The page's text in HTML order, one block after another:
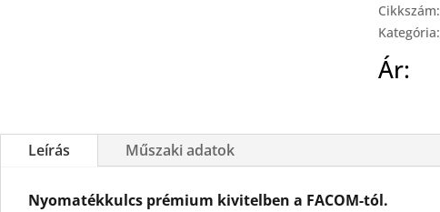
Cikkszám:
Kategória:
Ár:
Leírás Műszaki adatok
Nyomatékkulcs prémium kivitelben a FACOM-tól.